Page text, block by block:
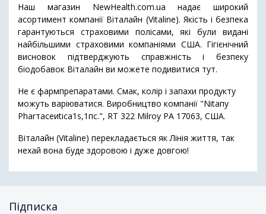
Наш магазин NewHealth.com.ua надає широкий
асортимент компанії Віталайн (Vitaline). Якість і безпека
гарантуються страховими полісами, які були видані
найбільшими страховими компаніями США. Гігієнічний
висновок підтверджують справжність і безпеку
біодобавок Віталайн ви можете подивитися тут.
Не є фармпрепаратами. Смак, колір і запахи продукту
можуть варіюватися. Виробництво компанії "Nitaпу
Рhаrтасеиtiса1s,1пс.", RТ 322 Мilrоу РА 17063, США.
Віталайн (Vitaline) перекладається як Лінія життя, так
нехай вона буде здоровою і дуже довгою!
Підписка